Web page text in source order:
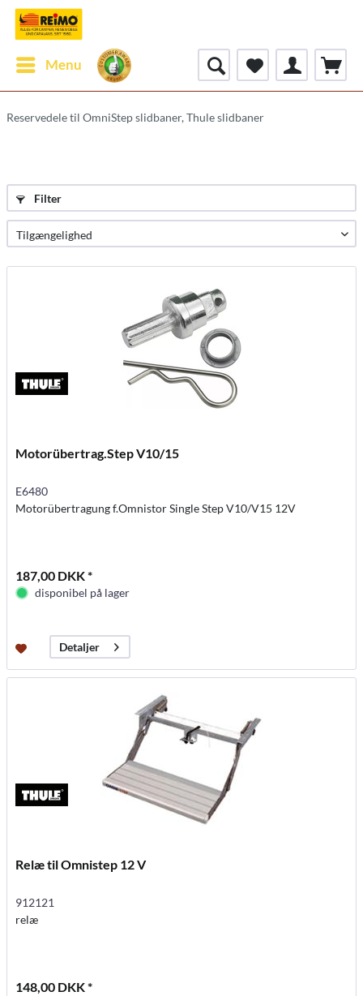
Menu
Reservedele til OmniStep slidbaner, Thule slidbaner
Filter
Motorübertrag.Step V10/15
E6480
Motorübertragung f.Omnistor Single Step V10/V15 12V
187,00 DKK *
disponibel på lager
Detaljer
Relæ til Omnistep 12 V
912121
relæ
148,00 DKK *